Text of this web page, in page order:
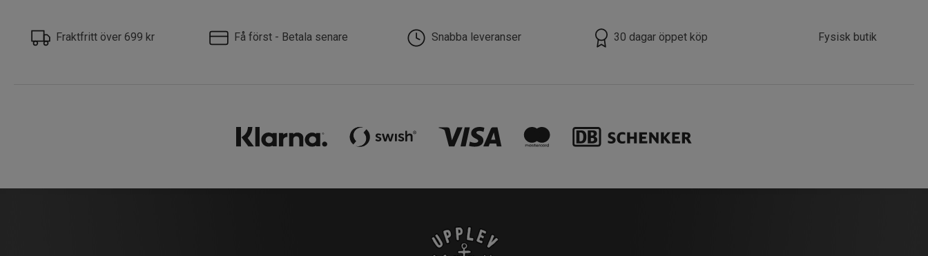
Fraktfritt över 699 kr Få först - Betala senare Snabba leveranser 30 dagar öppet köp Fysisk butik